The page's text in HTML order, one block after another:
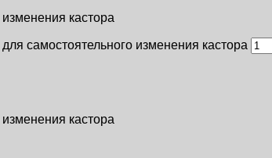
кастора
самостоятельного изменения кастора
кастора